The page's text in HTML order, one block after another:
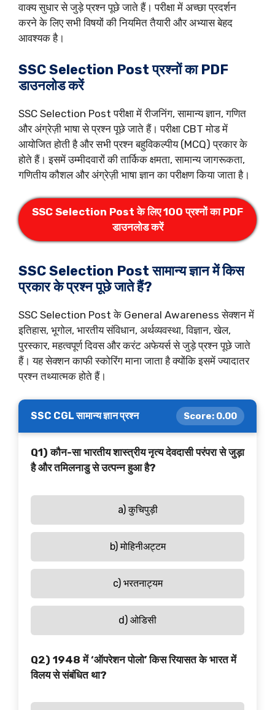
वाक्य सुधार से जुड़े प्रश्न पूछे जाते हैं। परीक्षा में अच्छा प्रदर्शन
करने के लिए सभी विषयों की नियमित तैयारी और अभ्यास बेहद
आवश्यक है।
SSC Selection Post प्रश्नों का PDF
डाउनलोड करें
SSC Selection Post परीक्षा में रीजनिंग, सामान्य ज्ञान, गणित
और अंग्रेज़ी भाषा से प्रश्न पूछे जाते हैं। परीक्षा CBT मोड में
आयोजित होती है और सभी प्रश्न बहुविकल्पीय (MCQ) प्रकार के
होते हैं। इसमें उम्मीदवारों की तार्किक क्षमता, सामान्य जागरूकता,
गणितीय कौशल और अंग्रेज़ी भाषा ज्ञान का परीक्षण किया जाता है।
SSC Selection Post के लिए 100 प्रश्नों का PDF
डाउनलोड करें
SSC Selection Post सामान्य ज्ञान में किस
प्रकार के प्रश्न पूछे जाते हैं?
SSC Selection Post के General Awareness सेक्शन में
इतिहास, भूगोल, भारतीय संविधान, अर्थव्यवस्था, विज्ञान, खेल,
पुरस्कार, महत्वपूर्ण दिवस और करंट अफेयर्स से जुड़े प्रश्न पूछे जाते
हैं। यह सेक्शन काफी स्कोरिंग माना जाता है क्योंकि इसमें ज्यादातर
प्रश्न तथ्यात्मक होते हैं।
SSC CGL सामान्य ज्ञान प्रश्न Score: 0.00
Q1) कौन-सा भारतीय शास्त्रीय नृत्य देवदासी परंपरा से जुड़ा
है और तमिलनाडु से उत्पन्न हुआ है?
a) कुचिपुड़ी
b) मोहिनीअट्टम
c) भरतनाट्यम
d) ओडिसी
Q2) 1948 में ‘ऑपरेशन पोलो’ किस रियासत के भारत में
विलय से संबंधित था?